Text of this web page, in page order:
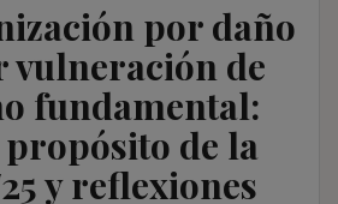
por daño
de
fundamental:
de la
y reflexiones